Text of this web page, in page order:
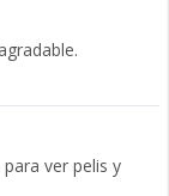
ver pelis y